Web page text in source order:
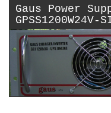
Gaus Power
GPSS1200W24V-